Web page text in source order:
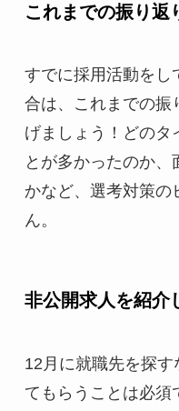
これまでの振り返
すでに採用活動をし
合は、これまでの振
げましょう！どのタ
とが多かったのか、
かなど、選考対策の
ん。
非公開求人を紹介
12月に就職先を探
てもらうことは必須